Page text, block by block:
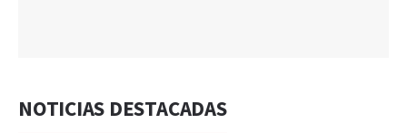
NOTICIAS DESTACADAS